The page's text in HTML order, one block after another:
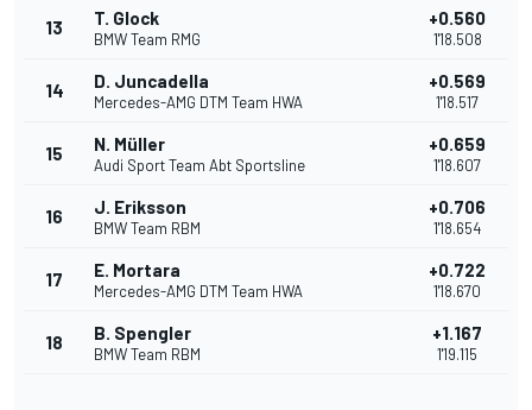
13 T. Glock
BMW Team RMG
+0.560
1'18.508
14 D. Juncadella
Mercedes-AMG DTM Team HWA
+0.569
1'18.517
15 N. Müller
Audi Sport Team Abt Sportsline
+0.659
1'18.607
16 J. Eriksson
BMW Team RBM
+0.706
1'18.654
17 E. Mortara
Mercedes-AMG DTM Team HWA
+0.722
1'18.670
18 B. Spengler
BMW Team RBM
+1.167
1'19.115